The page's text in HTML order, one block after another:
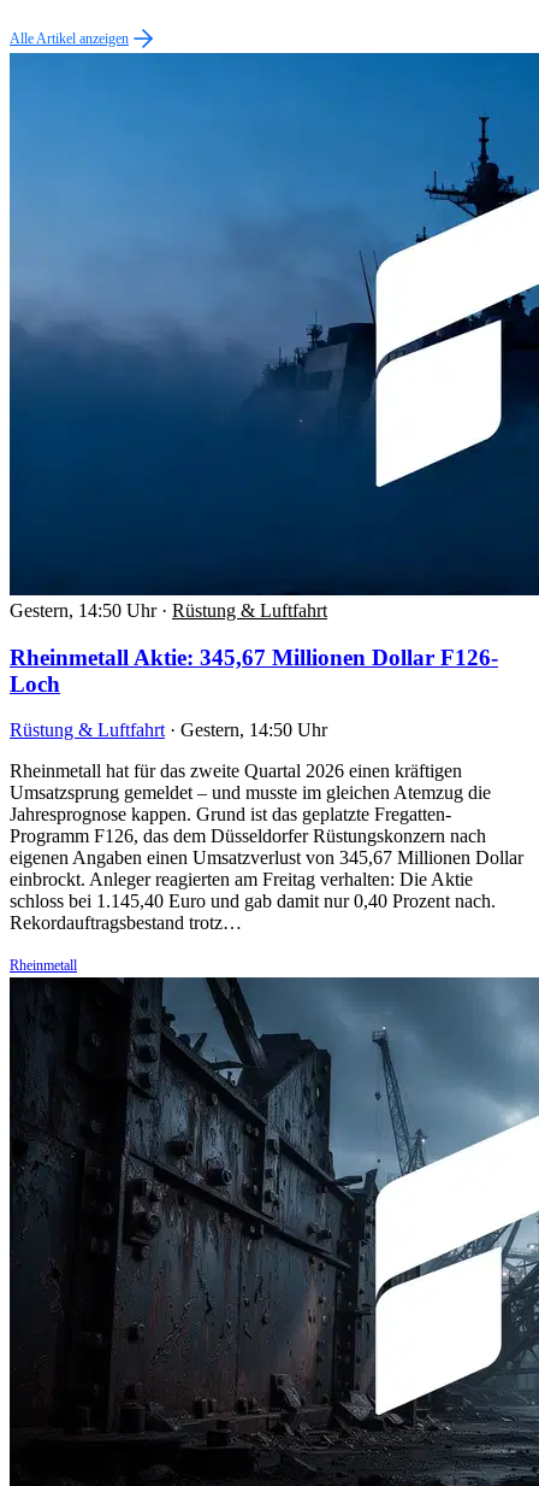
Alle Artikel anzeigen
Gestern, 14:50 Uhr · Rüstung & Luftfahrt
Rheinmetall Aktie: 345,67 Millionen Dollar F126-
Loch
Rüstung & Luftfahrt · Gestern, 14:50 Uhr
Rheinmetall hat für das zweite Quartal 2026 einen kräftigen
Umsatzsprung gemeldet – und musste im gleichen Atemzug die
Jahresprognose kappen. Grund ist das geplatzte Fregatten-
Programm F126, das dem Düsseldorfer Rüstungskonzern nach
eigenen Angaben einen Umsatzverlust von 345,67 Millionen Dollar
einbrockt. Anleger reagierten am Freitag verhalten: Die Aktie
schloss bei 1.145,40 Euro und gab damit nur 0,40 Prozent nach.
Rekordauftragsbestand trotz…
Rheinmetall